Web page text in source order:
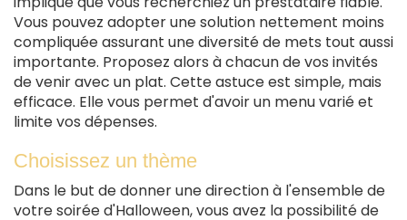
Vous pouvez adopter une solution nettement moins
compliquée assurant une diversité de mets tout aussi
importante. Proposez alors à chacun de vos invités
de venir avec un plat. Cette astuce est simple, mais
efficace. Elle vous permet d'avoir un menu varié et
limite vos dépenses.
Choisissez un thème
Dans le but de donner une direction à l'ensemble de
votre soirée d'Halloween, vous avez la possibilité de